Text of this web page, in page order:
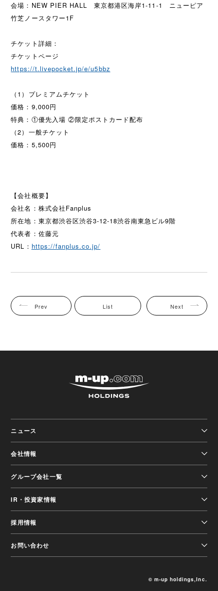
会場：NEW PIER HALL 東京都港区海岸1-11-1 ニューピア
竹芝ノースタワー1F
チケット詳細：
チケットページ
https://t.livepocket.jp/e/u5bbz
（1）プレミアムチケット
価格：9,000円
特典：①優先入場 ②限定ポストカード配布
（2）一般チケット
価格：5,500円
【会社概要】
会社名：株式会社Fanplus
所在地：東京都渋谷区渋谷3-12-18渋谷南東急ビル9階
代表者：佐藤元
URL： https://fanplus.co.jp/
Prev List Next
ニュース
会社情報
グループ会社一覧
IR・投資家情報
採用情報
お問い合わせ
© m-up holdings,Inc.